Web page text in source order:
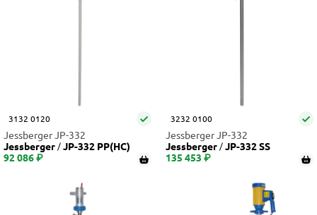
3132 0120
Jessberger JP-332
Jessberger
JP-332 PP(НС)
92 086 ₽
3232 0100
Jessberger JP-332
Jessberger
JP-332 SS
135 453 ₽